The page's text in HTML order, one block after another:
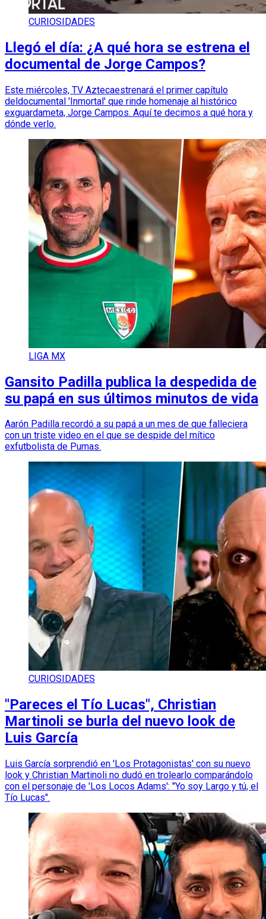
CURIOSIDADES
Llegó el día: ¿A qué hora se estrena el
documental de Jorge Campos?
Este miércoles, TV Aztecaestrenará el primer capítulo
deldocumental 'Inmortal' que rinde homenaje al histórico
exguardameta, Jorge Campos. Aquí te decimos a qué hora y
dónde verlo.
LIGA MX
Gansito Padilla publica la despedida de
su papá en sus últimos minutos de vida
Aarón Padilla recordó a su papá a un mes de que falleciera
con un triste video en el que se despide del mítico
exfutbolista de Pumas.
CURIOSIDADES
"Pareces el Tío Lucas", Christian
Martinoli se burla del nuevo look de
Luis García
Luis García sorprendió en 'Los Protagonistas' con su nuevo
look y Christian Martinoli no dudó en trolearlo comparándolo
con el personaje de 'Los Locos Adams': "Yo soy Largo y tú, el
Tío Lucas".